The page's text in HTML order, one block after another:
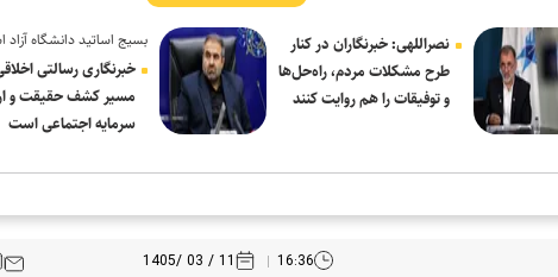
نصراللهی: خبرنگاران در کنار
طرح مشکلات مردم، راه‌حل‌ها
و توفیقات را هم روایت کنند
بسیج اساتید دانشگاه آزاد
در پیام روز خبرنگار:
خبرنگاری رسالتی
مسیر کشف حقیقت و
سرمایه اجتماعی است
16:36
11 / 03 /1405